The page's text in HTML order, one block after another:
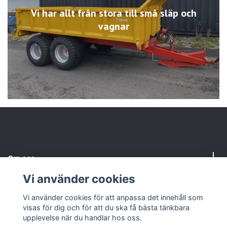
Vi har allt från stora till små släp och
vagnar
Om oss
Kundtjänst
Sociala medier
Vi använder cookies
Vi använder cookies för att anpassa det innehåll som
visas för dig och för att du ska få bästa tänkbara
upplevelse när du handlar hos oss.